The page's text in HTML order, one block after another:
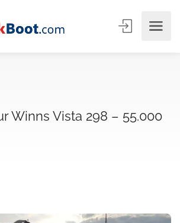
Winns Vista 298 –